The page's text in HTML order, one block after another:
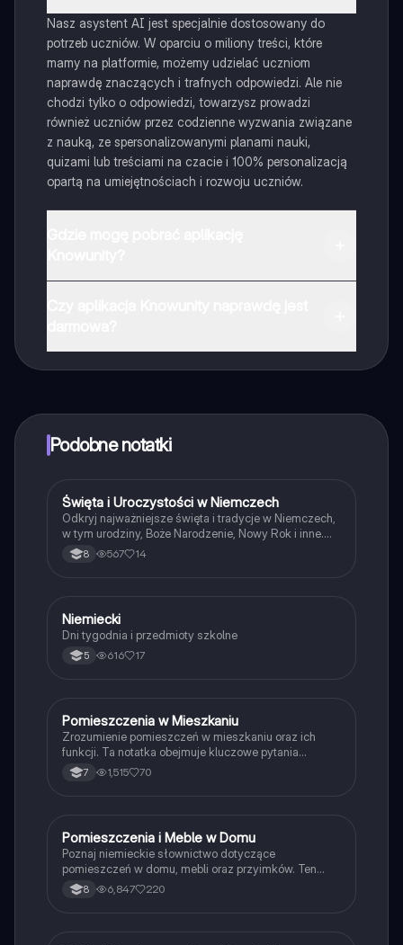
Nasz asystent AI jest specjalnie dostosowany do
potrzeb uczniów. W oparciu o miliony treści, które
mamy na platformie, możemy udzielać uczniom
naprawdę znaczących i trafnych odpowiedzi. Ale nie
chodzi tylko o odpowiedzi, towarzysz prowadzi
również uczniów przez codzienne wyzwania związane
z nauką, ze spersonalizowanymi planami nauki,
quizami lub treściami na czacie i 100% personalizacją
opartą na umiejętnościach i rozwoju uczniów.
które również możesz otrzymać za darmo. Dodatkowo
oferujemy usługę Knowunity Premium, która pozwala
Podobne notatki
Język niemiecki
Święta i Uroczystości w Niemczech
Odkryj najważniejsze święta i tradycje w Niemczech,
w tym urodziny, Boże Narodzenie, Nowy Rok i inne.
Poznaj słownictwo związane z obchodami, takie jak
'Geschenk', 'Kuchen' oraz zwroty życzeń. Idealne dla
8 567 14
Język niemiecki
Niemiecki
Dni tygodnia i przedmioty szkolne
5 616 17
Język niemiecki
Pomieszczenia w Mieszkaniu
Zrozumienie pomieszczeń w mieszkaniu oraz ich
funkcji. Ta notatka obejmuje kluczowe pytania
dotyczące lokalizacji, rozmiaru i układu mieszkań, a
także opisy okolicy. Idealna dla uczniów uczących się
7 1,515 70
Język niemiecki
Pomieszczenia i Meble w Domu
Poznaj niemieckie słownictwo dotyczące
pomieszczeń w domu, mebli oraz przyimków. Ten
materiał edukacyjny zawiera kluczowe terminy, takie
jak łazienka, kuchnia, stół, oraz przyimki miejsca,
8 6,847 220